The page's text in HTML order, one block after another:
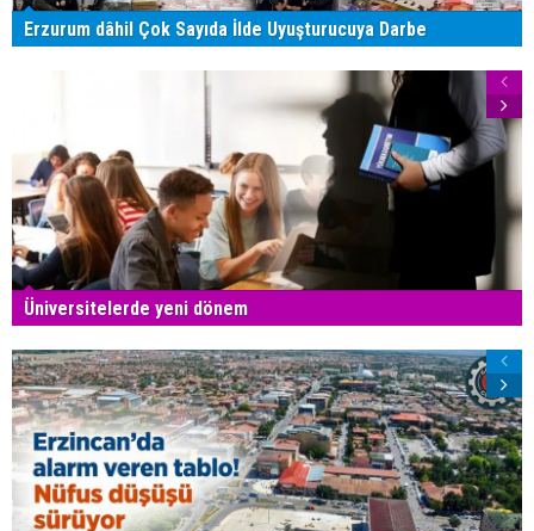
Erzurum dâhil Çok Sayıda İlde Uyuşturucuya Darbe
Üniversitelerde yeni dönem